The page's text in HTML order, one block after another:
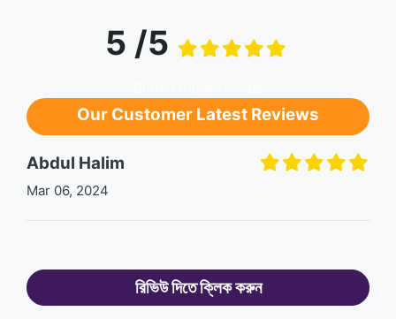
5 /5
Our Customer Latest Reviews
Abdul Halim
Mar 06, 2024
রিভিউ দিতে ক্লিক করুন